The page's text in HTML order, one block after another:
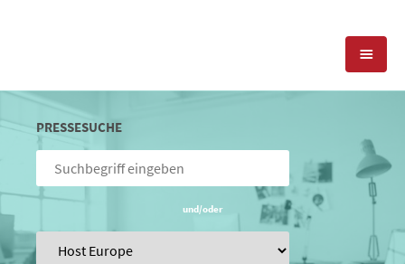
PRESSEARBEIT
SOCIAL MEDIA
PR-AGENTUR
REFERENZEN
PRESSESUCHE
und/oder